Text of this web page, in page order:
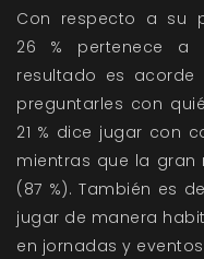
Con respecto a su
26 % pertenece a
resultado es
preguntarles con
21 % dice jugar con
mientras que la
(87 %). También es
jugar de manera
en jornadas y